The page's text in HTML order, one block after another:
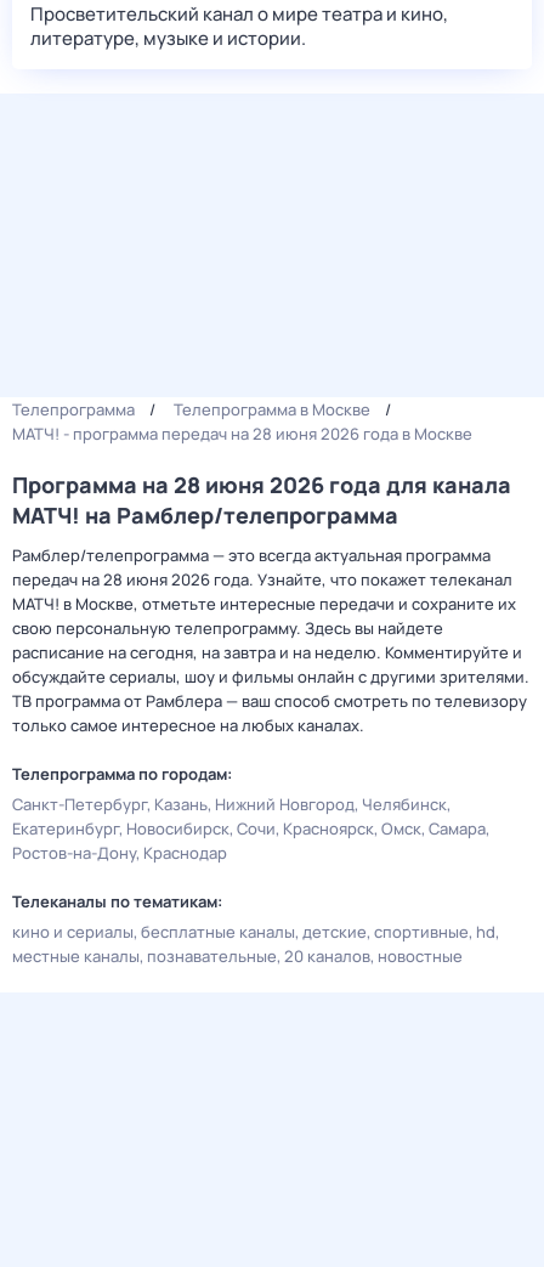
Просветительский канал о мире театра и кино,
литературе, музыке и истории.
Телепрограмма
Телепрограмма в Москве
МАТЧ! - программа передач на 28 июня 2026 года в Москве
Программа на 28 июня 2026 года для канала
МАТЧ! на Рамблер/телепрограмма
Рамблер/телепрограмма — это всегда актуальная программа
передач на 28 июня 2026 года. Узнайте, что покажет телеканал
МАТЧ! в Москве, отметьте интересные передачи и сохраните их
свою персональную телепрограмму. Здесь вы найдете
расписание на сегодня, на завтра и на неделю. Комментируйте и
обсуждайте сериалы, шоу и фильмы онлайн с другими зрителями.
ТВ программа от Рамблера — ваш способ смотреть по телевизору
только самое интересное на любых каналах.
Телепрограмма по городам:
Санкт-Петербург Казань Нижний Новгород Челябинск
Екатеринбург Новосибирск Сочи Красноярск Омск Самара
Ростов-на-Дону Краснодар
Телеканалы по тематикам:
кино и сериалы бесплатные каналы детские спортивные hd
местные каналы познавательные 20 каналов новостные